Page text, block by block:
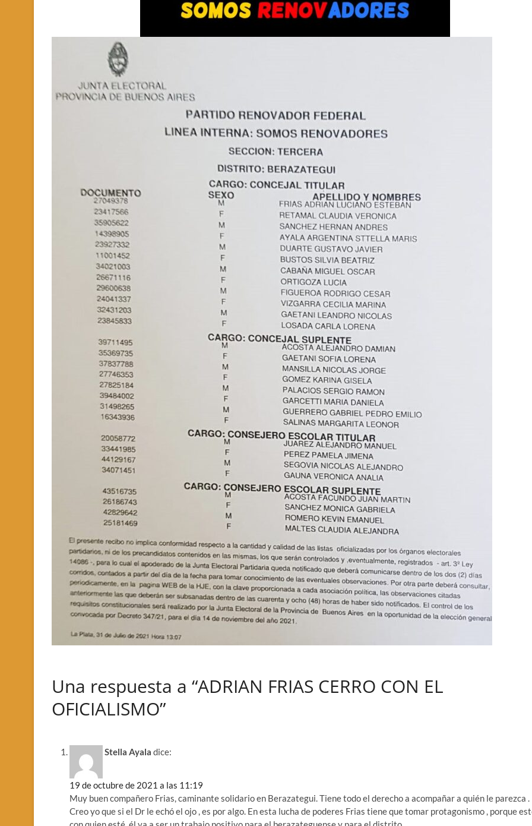
Una respuesta a “ADRIAN FRIAS CERRO CON EL
OFICIALISMO”
Stella Ayala dice:
19 de octubre de 2021 a las 11:19
Muy buen compañero Frias, caminante solidario en Berazategui. Tiene todo el derecho a acompañar a quién le parezca .
Creo yo que si el Dr le echó el ojo , es por algo. En esta lucha de poderes Frias tiene que tomar protagonismo , porque